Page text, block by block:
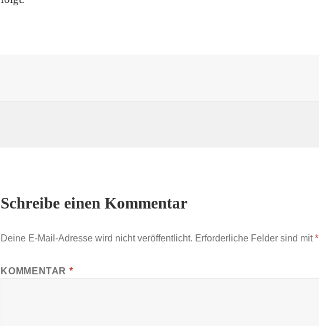
Schreibe einen Kommentar
Deine E-Mail-Adresse wird nicht veröffentlicht. Erforderliche Felder sind mit*
KOMMENTAR *